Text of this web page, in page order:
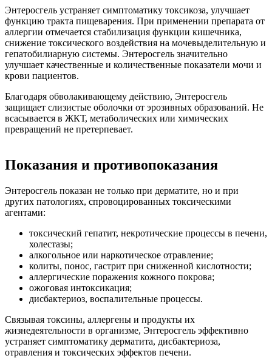
Энтеросгель устраняет симптоматику токсикоза, улучшает
функцию тракта пищеварения. При применении препарата от
аллергии отмечается стабилизация функции кишечника,
снижение токсического воздействия на мочевыделительную и
гепатобилиарную системы. Энтеросгель значительно
улучшает качественные и количественные показатели мочи и
крови пациентов.
Благодаря обволакивающему действию, Энтеросгель
защищает слизистые оболочки от эрозивных образований. Не
всасывается в ЖКТ, метаболических или химических
превращений не претерпевает.
Показания и противопоказания
Энтеросгель показан не только при дерматите, но и при
других патологиях, спровоцированных токсическими
агентами:
токсический гепатит, некротические процессы в печени,
холестазы;
алкогольное или наркотическое отравление;
колиты, понос, гастрит при сниженной кислотности;
аллергические поражения кожного покрова;
ожоговая интоксикация;
дисбактериоз, воспалительные процессы.
Связывая токсины, аллергены и продукты их
жизнедеятельности в организме, Энтеросгель эффективно
устраняет симптоматику дерматита, дисбактериоза,
отравления и токсических эффектов печени.